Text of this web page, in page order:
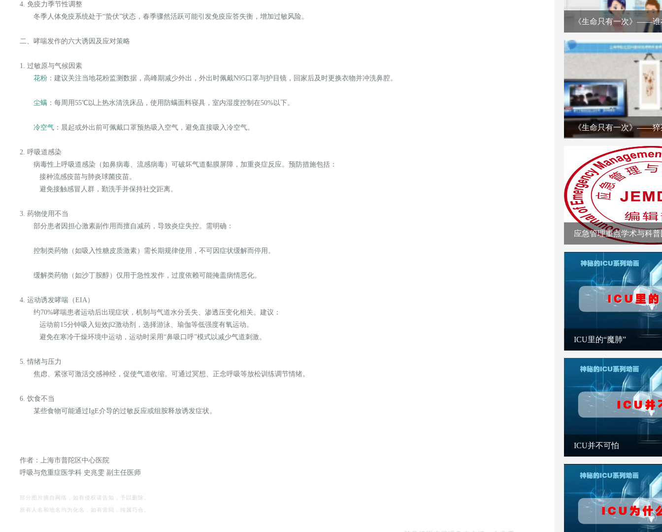
4. 免疫力季节性调整
冬季人体免疫系统处于“蛰伏”状态，春季骤然活跃可能引发免疫应答失衡，增加过敏风险。
二、哮喘发作的六大诱因及应对策略
1. 过敏原与气候因素
花粉 ：建议关注当地花粉监测数据，高峰期减少外出，外出时佩戴N95口罩与护目镜，回家后及时更换衣物并冲洗鼻腔。
尘螨 ：每周用55℃以上热水清洗床品，使用防螨面料寝具，室内湿度控制在50%以下。
冷空气 ：晨起或外出前可佩戴口罩预热吸入空气，避免直接吸入冷空气。
2. 呼吸道感染
病毒性上呼吸道感染（如鼻病毒、流感病毒）可破坏气道黏膜屏障，加重炎症反应。预防措施包括：
接种流感疫苗与肺炎球菌疫苗。
避免接触感冒人群，勤洗手并保持社交距离。
3. 药物使用不当
部分患者因担心激素副作用而擅自减药，导致炎症失控。需明确：
控制类药物（如吸入性糖皮质激素）需长期规律使用，不可因症状缓解而停用。
缓解类药物（如沙丁胺醇）仅用于急性发作，过度依赖可能掩盖病情恶化。
4. 运动诱发哮喘（EIA）
约70%哮喘患者运动后出现症状，机制与气道水分丢失、渗透压变化相关。建议：
运动前15分钟吸入短效β2激动剂，选择游泳、瑜伽等低强度有氧运动。
避免在寒冷干燥环境中运动，运动时采用“鼻吸口呼”模式以减少气道刺激。
5. 情绪与压力
焦虑、紧张可激活交感神经，促使气道收缩。可通过冥想、正念呼吸等放松训练调节情绪。
6. 饮食不当
某些食物可能通过IgE介导的过敏反应或组胺释放诱发症状。
作者：上海市普陀区中心医院
呼吸与危重症医学科 史兆雯 副主任医师
部分图片摘自网络，如有侵权请告知，予以删除。
所有人名和地名均为化名，如有雷同，纯属巧合。
《生命只有一次》——谁
《生命只有一次》——猝
应急管理重点学术与科
ICU里的“魔肺”
ICU并不可怕